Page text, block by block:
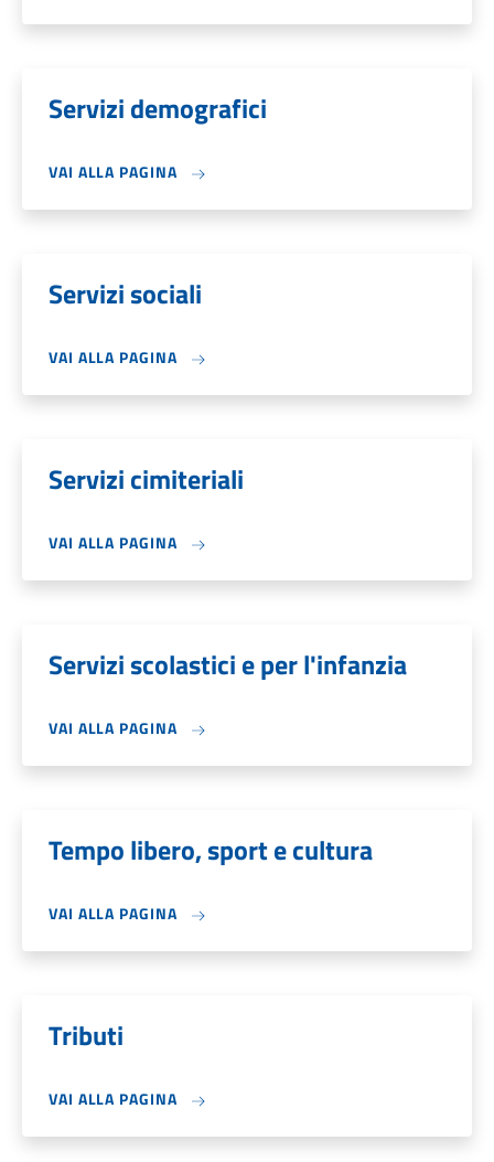
Servizi demografici
VAI ALLA PAGINA
Servizi sociali
VAI ALLA PAGINA
Servizi cimiteriali
VAI ALLA PAGINA
Servizi scolastici e per l'infanzia
VAI ALLA PAGINA
Tempo libero, sport e cultura
VAI ALLA PAGINA
Tributi
VAI ALLA PAGINA